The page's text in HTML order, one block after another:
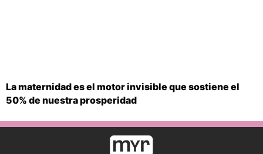
La maternidad es el motor invisible que sostiene el
50% de nuestra prosperidad